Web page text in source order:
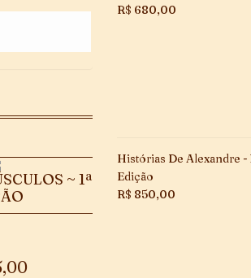
~ 1ª
R$ 680,00
Histórias De Alexandre -
Edição
R$ 850,00